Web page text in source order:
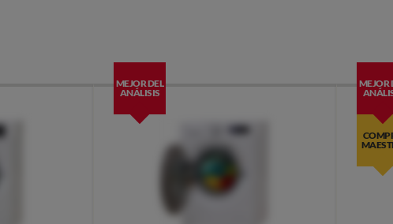
MEJOR DEL
ANÁLISIS
MEJOR